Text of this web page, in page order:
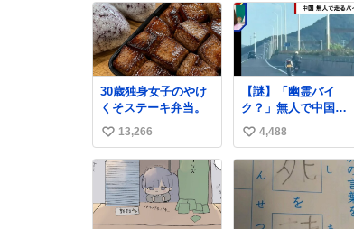
30歳独身女子のやけ
くそステーキ弁当。
い
い
ね
数
13,266
【謎】「幽霊バイ
ク？」無人で中国の
高速道路を爆走 中国
で珍しい光景が目撃
された。人が乗って
いないバイクが高速
道路を倒れず走り続
けており、さらに車
線変更も。そのまま5
い
い
4,488